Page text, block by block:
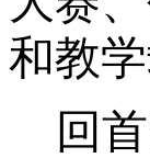
和教
回